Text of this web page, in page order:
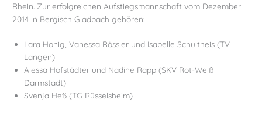
Rhein. Zur erfolgreichen Aufstiegsmannschaft vom Dezember
2014 in Bergisch Gladbach gehören:
Lara Honig, Vanessa Rössler und Isabelle Schultheis (TV
Langen)
Alessa Hofstädter und Nadine Rapp (SKV Rot-Weiß
Darmstadt)
Svenja Heß (TG Rüsselsheim)